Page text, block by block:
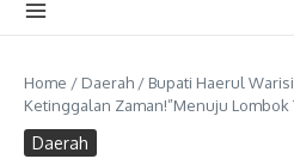
Home / Daerah / Bupati Haerul
Ketinggalan Zaman!”Menuju Lombok
Daerah